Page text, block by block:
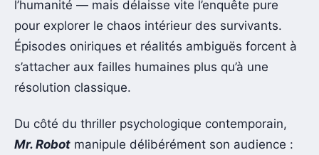
l’humanité — mais délaisse vite l’enquête pure
pour explorer le chaos intérieur des survivants.
Épisodes oniriques et réalités ambiguës forcent à
s’attacher aux failles humaines plus qu’à une
résolution classique.
Du côté du thriller psychologique contemporain,
Mr. Robot manipule délibérément son audience :